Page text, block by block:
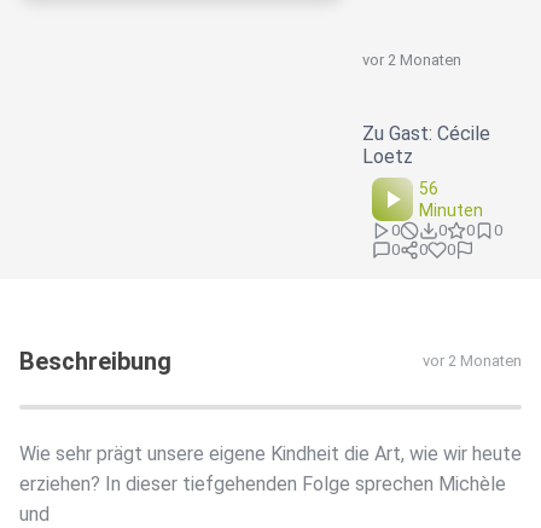
vor 2 Monaten
Zu Gast: Cécile
Loetz
56
Minuten
0 0 0
0
0
0 0
Beschreibung vor 2 Monaten
Wie sehr prägt unsere eigene Kindheit die Art, wie wir heute
erziehen? In dieser tiefgehenden Folge sprechen Michèle
und